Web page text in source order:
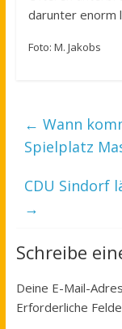
darunter enorm
Foto: M. Jakobs
← Wann
Spielplatz
CDU Sindorf
→
Schreibe
Deine E-Mail-
Erforderliche